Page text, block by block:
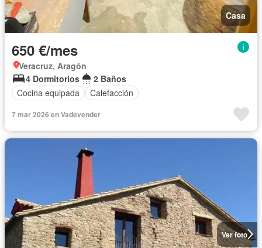
Casa
650 €/mes
Veracruz, Aragón
4 Dormitorios
2 Baños
Cocina equipada
Calefacción
7 mar 2026 en Vadevender
Ver foto